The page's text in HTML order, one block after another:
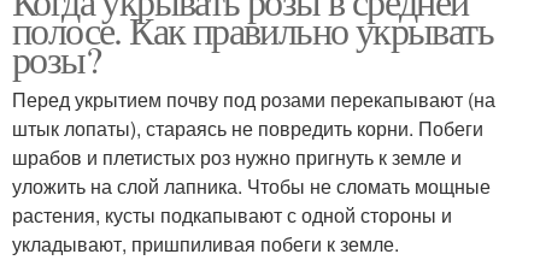
полосе. Как правильно укрывать
розы?
Перед укрытием почву под розами перекапывают (на
штык лопаты), стараясь не повредить корни. Побеги
шрабов и плетистых роз нужно пригнуть к земле и
уложить на слой лапника. Чтобы не сломать мощные
растения, кусты подкапывают с одной стороны и
укладывают, пришпиливая побеги к земле.